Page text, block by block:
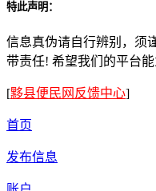
特此声明：
信息真伪请自行辨别，须
带责任! 希望我们的平台
[黟县便民网反馈中心]
首页
发布信息